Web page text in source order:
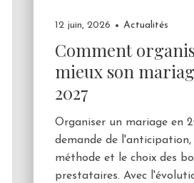
12 juin, 2026 Actualités
Comment
mieux son
2027
Organiser un mariage en
demande de l'anticipation,
méthode et le choix des
prestataires. Avec